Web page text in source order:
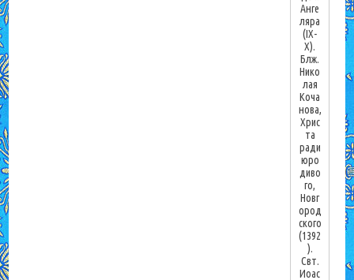
Анге
ляра
(IX-
X).
Блж.
Нико
лая
Коча
нова,
Хрис
та
ради
юро
диво
го,
Новг
ород
ского
(1392
).
Свт.
Иоас